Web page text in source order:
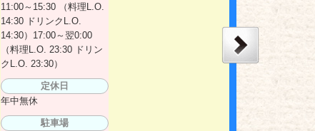
11:00～15:30 （料理L.O.
14:30 ドリンクL.O.
14:30）17:00～翌0:00
（料理L.O. 23:30 ドリン
クL.O. 23:30）
定休日
年中無休
駐車場